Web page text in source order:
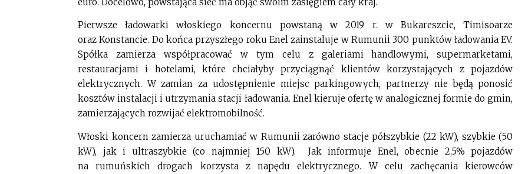
Pierwsze ładowarki włoskiego koncernu powstaną w 2019 r. w Bukareszcie, Timisoarze
oraz Konstancie. Do końca przyszłego roku Enel zainstaluje w Rumunii 300 punktów ładowania EV.
Spółka zamierza współpracować w tym celu z galeriami handlowymi, supermarketami,
restauracjami i hotelami, które chciałyby przyciągnąć klientów korzystających z pojazdów
elektrycznych. W zamian za udostępnienie miejsc parkingowych, partnerzy nie będą ponosić
kosztów instalacji i utrzymania stacji ładowania. Enel kieruje ofertę w analogicznej formie do gmin,
zamierzających rozwijać elektromobilność.
Włoski koncern zamierza uruchamiać w Rumunii zarówno stacje półszybkie (22 kW), szybkie (50
kW), jak i ultraszybkie (co najmniej 150 kW). Jak informuje Enel, obecnie 2,5% pojazdów
na rumuńskich drogach korzysta z napędu elektrycznego. W celu zachęcania kierowców